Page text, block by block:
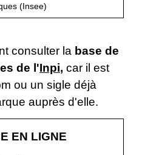
(Insee)
consulter la base de
de l'Inpi, car il est
ou un sigle déjà
auprès d'elle.
EN LIGNE